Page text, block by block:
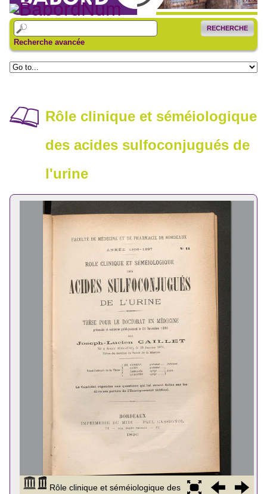
RECHERCHE
Recherche avancée
Rôle clinique et séméiologique
des acides sulfoconjugués de
l'urine